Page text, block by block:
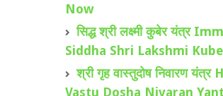
Now
सिद्ध श्री लक्ष्मी कुबेर
Siddha Shri Lakshmi
श्री गृह वास्तुदोष निवारण
Vastu Dosha Nivaran